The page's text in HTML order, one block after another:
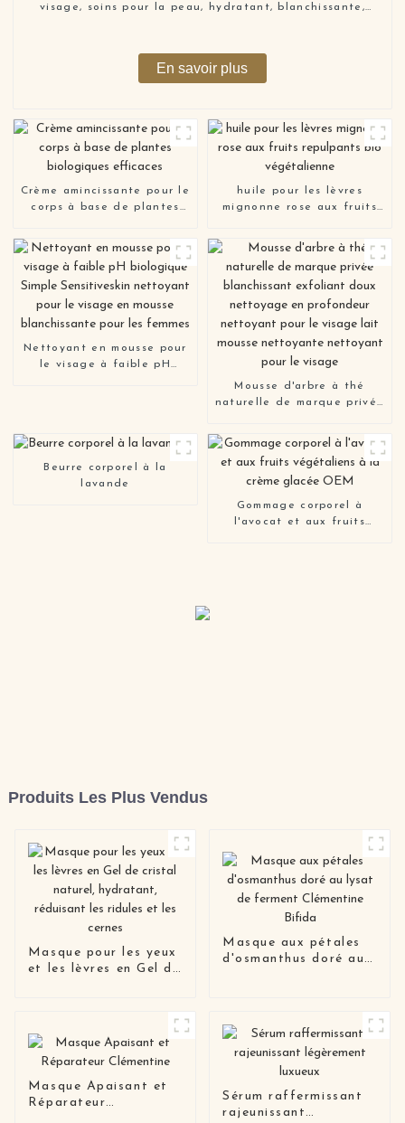
visage, soins pour la peau, hydratant, blanchissante,
En savoir plus
Crème amincissante pour le
corps à base de plantes
huile pour les lèvres
mignonne rose aux fruits
végétalienne
Nettoyant en mousse pour
le visage à faible pH
femmes
Mousse d'arbre à thé
naturelle de marque privée
doux nettoyage en
profondeur nettoyant pour
le visage lait mousse
nettoyante nettoyant pour
Beurre corporel à la
lavande
Gommage corporel à
l'avocat et aux fruits
Produits Les Plus Vendus
Masque pour les yeux
et les lèvres en Gel de
cernes
Masque aux pétales
d'osmanthus doré au
Masque Apaisant et
Réparateur
Sérum raffermissant
rajeunissant